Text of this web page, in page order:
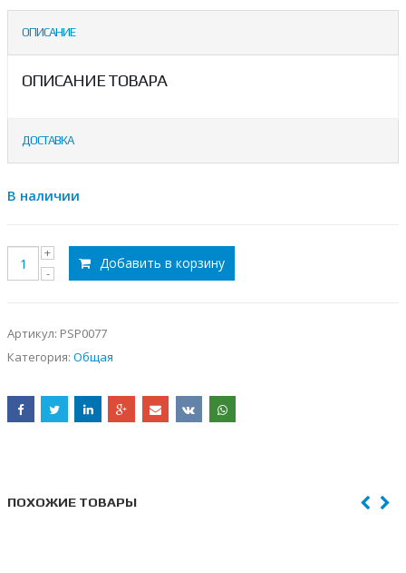
ОПИСАНИЕ
ОПИСАНИЕ ТОВАРА
ДОСТАВКА
В наличии
Добавить в корзину
Артикул: PSP0077
Категория: Общая
ПОХОЖИЕ ТОВАРЫ